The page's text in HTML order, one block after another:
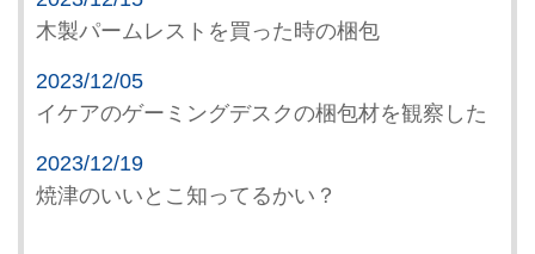
木製パームレストを買った時の梱包
2023/12/05
イケアのゲーミングデスクの梱包材を観察した
2023/12/19
焼津のいいとこ知ってるかい？